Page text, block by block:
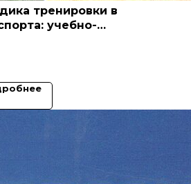
тренировки в
учебно-